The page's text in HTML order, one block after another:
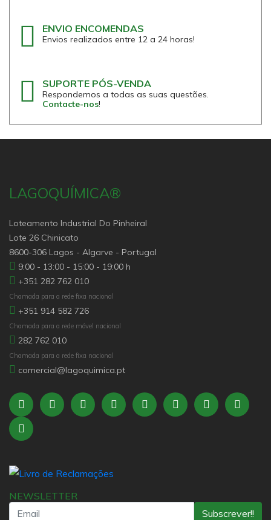
ENVIO ENCOMENDAS
Envios realizados entre 12 a 24 horas!
SUPORTE PÓS-VENDA
Respondemos a todas as suas questões.
Contacte-nos!
LAGOQUÍMICA®
Loteamento Industrial Do Pinheiral
Lote 26 Chinicato
8600-306 Lagos - Algarve - Portugal
9:00 - 13:00 - 15:00 - 19:00 h
+351 282 762 010
Chamada para a rede fixa nacional
+351 914 582 726
Chamada para a rede móvel nacional
282 762 010
Chamada para a rede fixa nacional
comercial@lagoquimica.pt
NEWSLETTER
Subscrever!!